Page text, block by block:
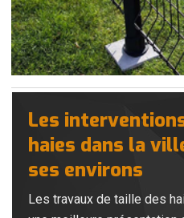
Les
haies dans la
ses environs
Les travaux de taille des